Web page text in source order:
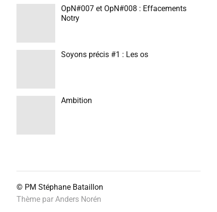
OpN#007 et OpN#008 : Effacements
Notry
Soyons précis #1 : Les os
Ambition
© PM Stéphane Bataillon
Thème par Anders Norén